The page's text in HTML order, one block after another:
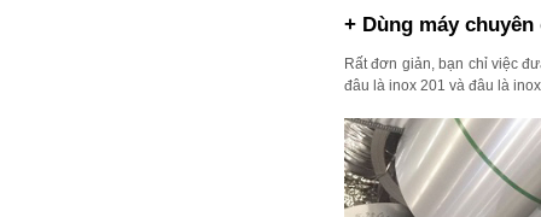
+ Dùng máy chuyên
Rất đơn giản, bạn chỉ việc
đâu là inox 201 và đâu là